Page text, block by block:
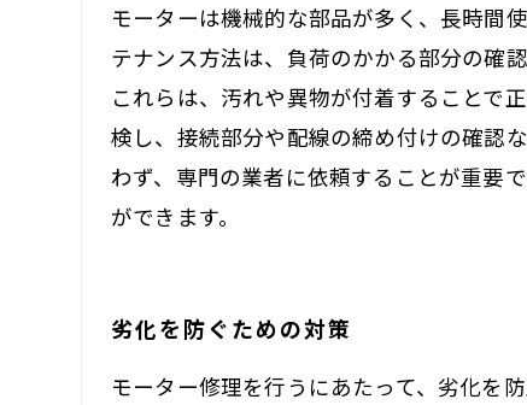
モーターは機械的な部品が多く、長時間
テナンス方法は、負荷のかかる部分の確
これらは、汚れや異物が付着することで
検し、接続部分や配線の締め付けの確認
わず、専門の業者に依頼することが重要
ができます。
劣化を防ぐための対策
モーター修理を行うにあたって、劣化を